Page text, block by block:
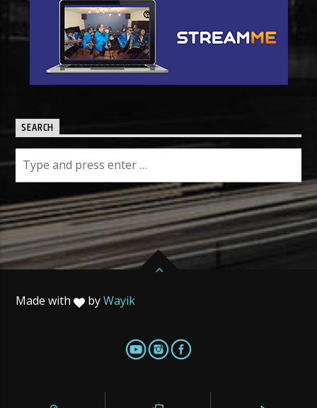
SEARCH
Made with byWayik